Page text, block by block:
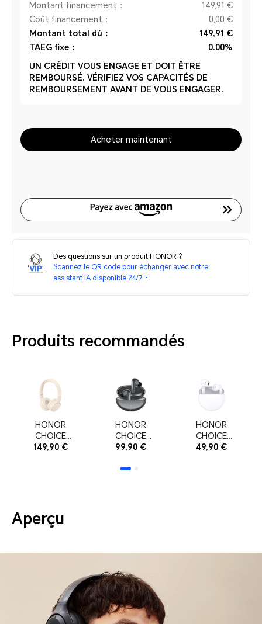
Montant financement：
149,91 €
Coût financement：
0,00 €
Montant total dù：
149,91 €
TAEG fixe：
0.00%
UN CRÉDIT VOUS ENGAGE ET DOIT ÊTRE
REMBOURSÉ. VÉRIFIEZ VOS CAPACITÉS DE
REMBOURSEMENT AVANT DE VOUS ENGAGER.
Acheter maintenant
Des questions sur un produit HONOR ?
Scannez le QR code pour échanger avec notre
assistant IA disponible 24/7
Produits recommandés
HONOR
CHOICE
Headphone
149,90 €
HONOR
CHOICE
Earbuds S8
99,90 €
HONOR
CHOICE
Earbuds
49,90 €
Aperçu